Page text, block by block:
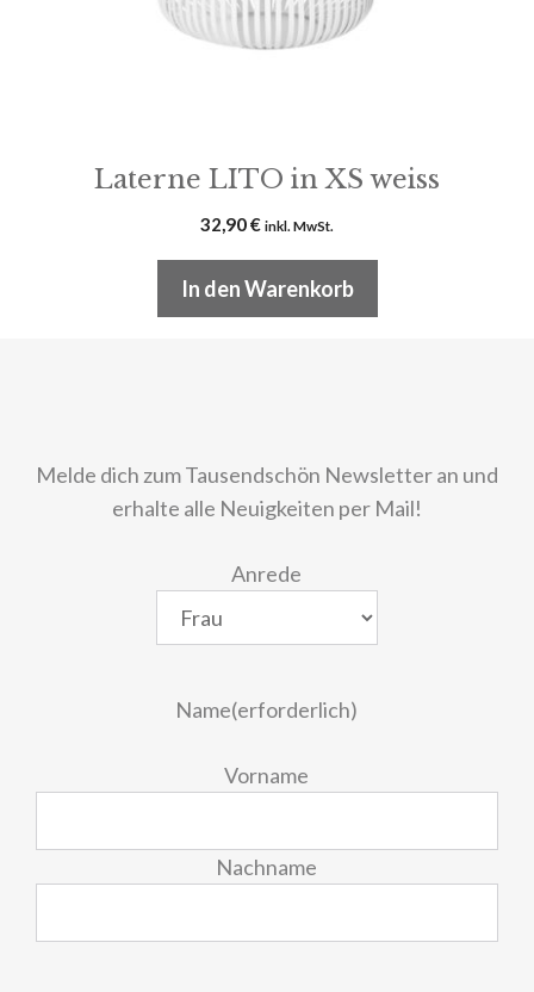
Laterne LITO in XS weiss
32,90€ inkl. MwSt.
In den Warenkorb
Melde dich zum Tausendschön Newsletter an und
erhalte alle Neuigkeiten per Mail!
Anrede
Name(erforderlich)
Vorname
Nachname